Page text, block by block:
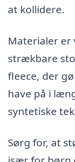
at kollidere.
Materialer
strækbare
fleece, der
have på i
syntetiske
Sørg for, at